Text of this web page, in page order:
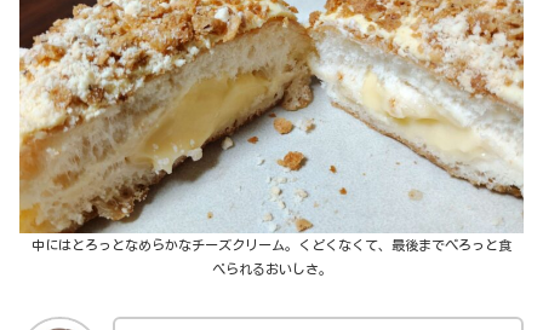
中にはとろっとなめらかなチーズクリーム。くどくなくて、最後までぺろっと食
べられるおいしさ。